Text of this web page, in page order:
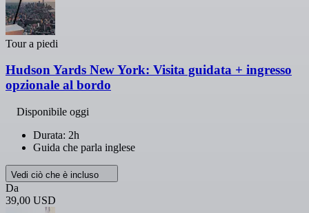
Tour a piedi
Hudson Yards New York: Visita guidata + ingresso
opzionale al bordo
Disponibile oggi
Durata: 2h
Guida che parla inglese
Vedi ciò che è incluso
Da
39,00 USD